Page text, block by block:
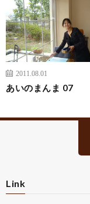
2011.08.01
あいのまんま 07
Link